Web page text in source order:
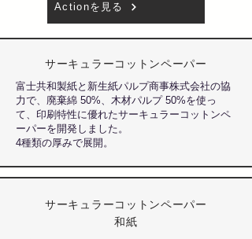
Actionを見る
サーキュラーコットンペーパー
富士共和製紙と新生紙パルプ商事株式会社の協
力で、廃棄綿 50%、木材パルプ 50%を使っ
て、印刷特性に優れたサーキュラーコットンペ
ーパーを開発しました。
4種類の厚みで展開。
サーキュラーコットンペーパー
和紙